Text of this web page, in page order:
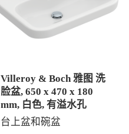
Villeroy & Boch 雅图 洗
脸盆, 650 x 470 x 180
mm, 白色, 有溢水孔
台上盆和碗盆